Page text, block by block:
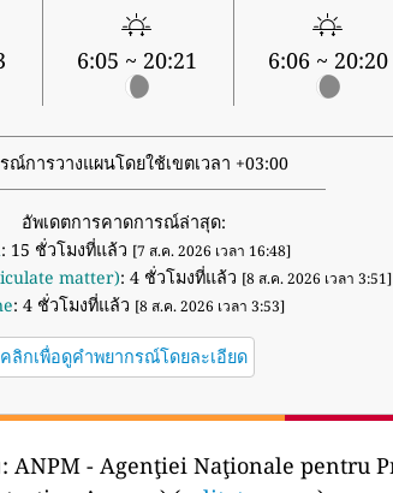
6:05 ~ 20:21 6:06 ~ 20:20
ณ์การวางแผนโดยใช้เขตเวลา +03:00
อัพเดตการคาดการณ์ล่าสุด:
: 15 ชั่วโมงที่แล้ว [7 ส.ค. 2026 เวลา 16:48]
matter): 4 ชั่วโมงที่แล้ว [8 ส.ค. 2026 เวลา 3:51]
: 4 ชั่วโมงที่แล้ว [8 ส.ค. 2026 เวลา 3:53]
คลิกเพื่อดูคำพยากรณ์โดยละเอียด
ANPM - Agenţiei Naţionale pentru